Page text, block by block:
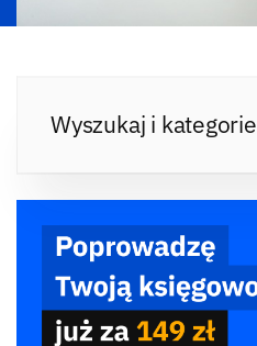
Wyszukaj i kategorie